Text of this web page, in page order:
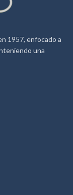
1957, enfocado a
una